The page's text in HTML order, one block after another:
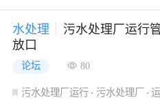
水处理
污水处理厂运行
放口
论坛 80
污水处理厂运行 污水处理厂